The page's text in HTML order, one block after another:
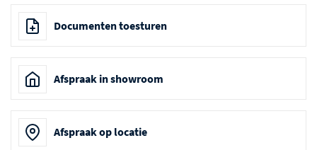
Documenten toesturen
Afspraak in showroom
Afspraak op locatie